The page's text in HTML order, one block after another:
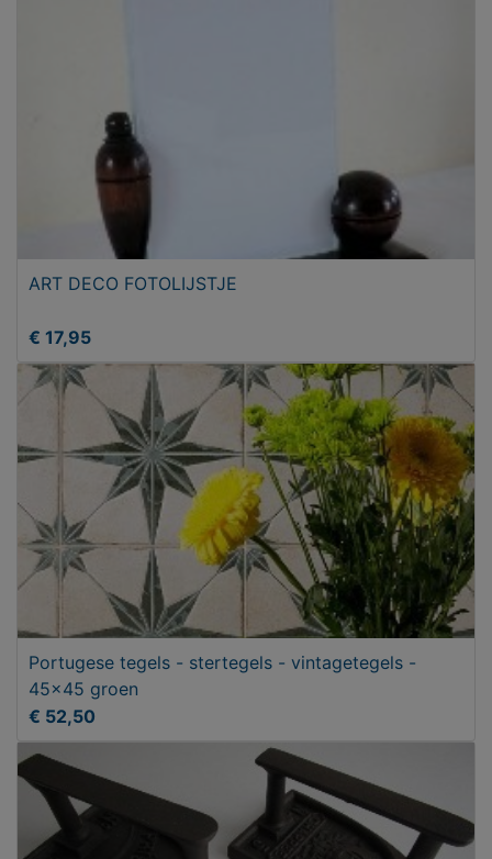
ART DECO FOTOLIJSTJE
€ 17,95
Portugese tegels - stertegels - vintagetegels -
45x45 groen
€ 52,50